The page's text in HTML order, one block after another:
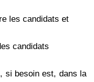
les candidats et
candidats
si besoin est, dans la